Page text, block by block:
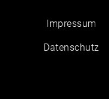
Impressum
Daten­schutz